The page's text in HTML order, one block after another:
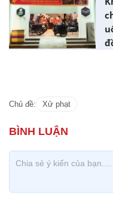
Chủ đề: Xử phạt